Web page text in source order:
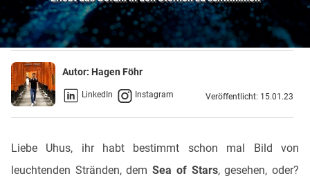
REISEBLOG
Autor: Hagen Föhr
LinkedIn Instagram Veröffentlicht: 15.01.23
Liebe Uhus, ihr habt bestimmt schon mal Bild von
leuchtenden Stränden, demSea of Stars, gesehen, oder?